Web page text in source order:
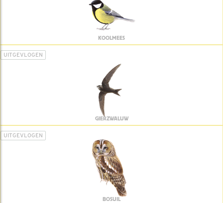
KOOLMEES
UITGEVLOGEN
GIERZWALUW
UITGEVLOGEN
BOSUIL